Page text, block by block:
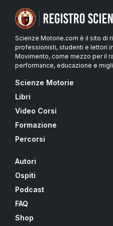
Scienze Motorie.com è il sito di
professionisti, studenti e lettori
Movimento, come mezzo per il
performance, educazione e
Scienze Motorie
Libri
Video Corsi
Formazione
Percorsi
Autori
Ospiti
Podcast
FAQ
Shop